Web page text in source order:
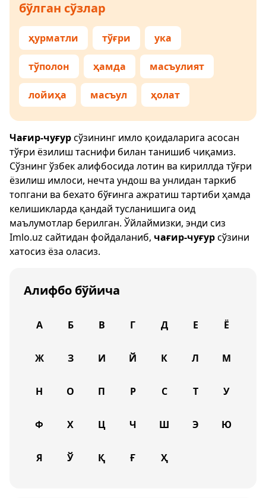
бўлган сўзлар
ҳурматли тўғри ука
тўполон ҳамда масъулият
лойиҳа масъул ҳолат
Чағир-чуғурсўзининг имло қоидаларига асосан
тўғри ёзилиш таснифи билан танишиб чиқамиз.
Сўзнинг ўзбек алифбосида лотин ва кириллда тўғри
ёзилиш имлоси, нечта ундош ва унлидан таркиб
топгани ва бехато бўғинга ажратиш тартиби ҳамда
келишикларда қандай тусланишига оид
маълумотлар берилган. Ўйлаймизки, энди сиз
Imlo.uz сайтидан фойдаланиб, чағир-чуғурсўзини
хатосиз ёза оласиз.
Алифбо бўйича
А Б В Г Д Е Ё
Ж З И Й К Л М
Н О П Р С Т У
Ф Х Ц Ч Ш Э Ю
Я Ў Қ Ғ Ҳ